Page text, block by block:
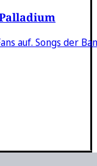
auf. Songs der